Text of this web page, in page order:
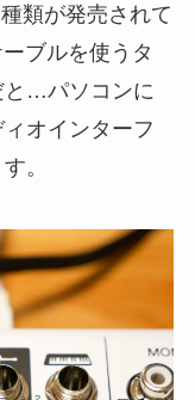
類が発売されて
ブルを使うタ
と…パソコンに
オインターフ
。